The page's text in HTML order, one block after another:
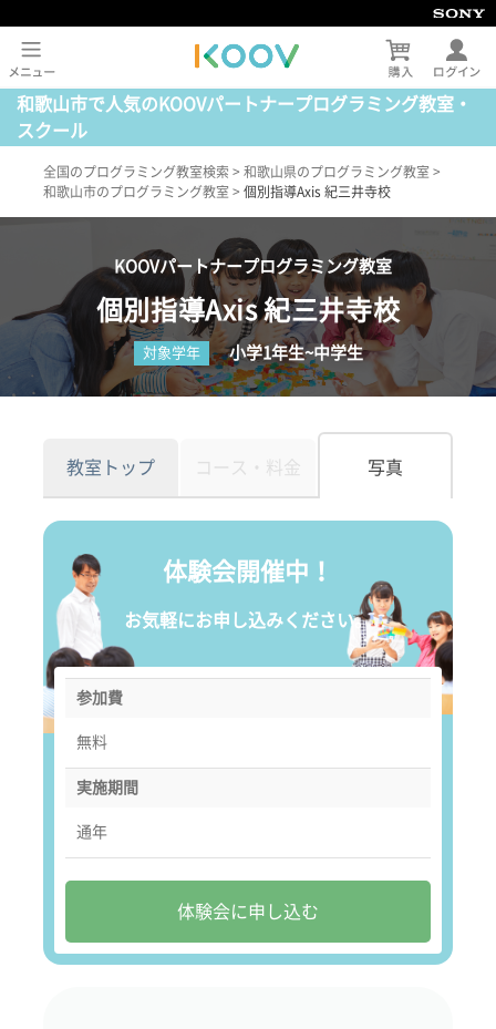
和歌山市で人気のKOOVパートナープログラミング教室・
スクール
全国のプログラミング教室検索 > 和歌山県のプログラミング教室 >
和歌山市のプログラミング教室 > 個別指導Axis 紀三井寺校
KOOVパートナープログラミング教室
個別指導Axis 紀三井寺校
対象学年 小学1年生~中学生
教室トップ コース・料金 写真
体験会開催中！
お気軽にお申し込みください。
参加費
無料
実施期間
通年
体験会に申し込む